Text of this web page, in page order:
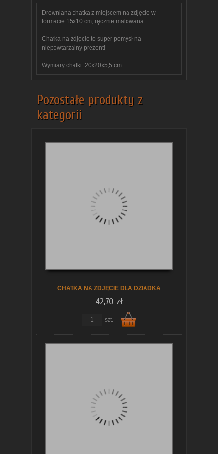
Drewniana chatka z miejscem na zdjęcie w
formacie 15x10 cm, ręcznie malowana.
Chatka na zdjęcie to super pomysł na
niepowtarzalny prezent!
Wymiary chatki: 20x20x5,5 cm
Pozostałe produkty z
kategorii
CHATKA NA ZDJĘCIE DLA DZIADKA
42,70 zł
szt.